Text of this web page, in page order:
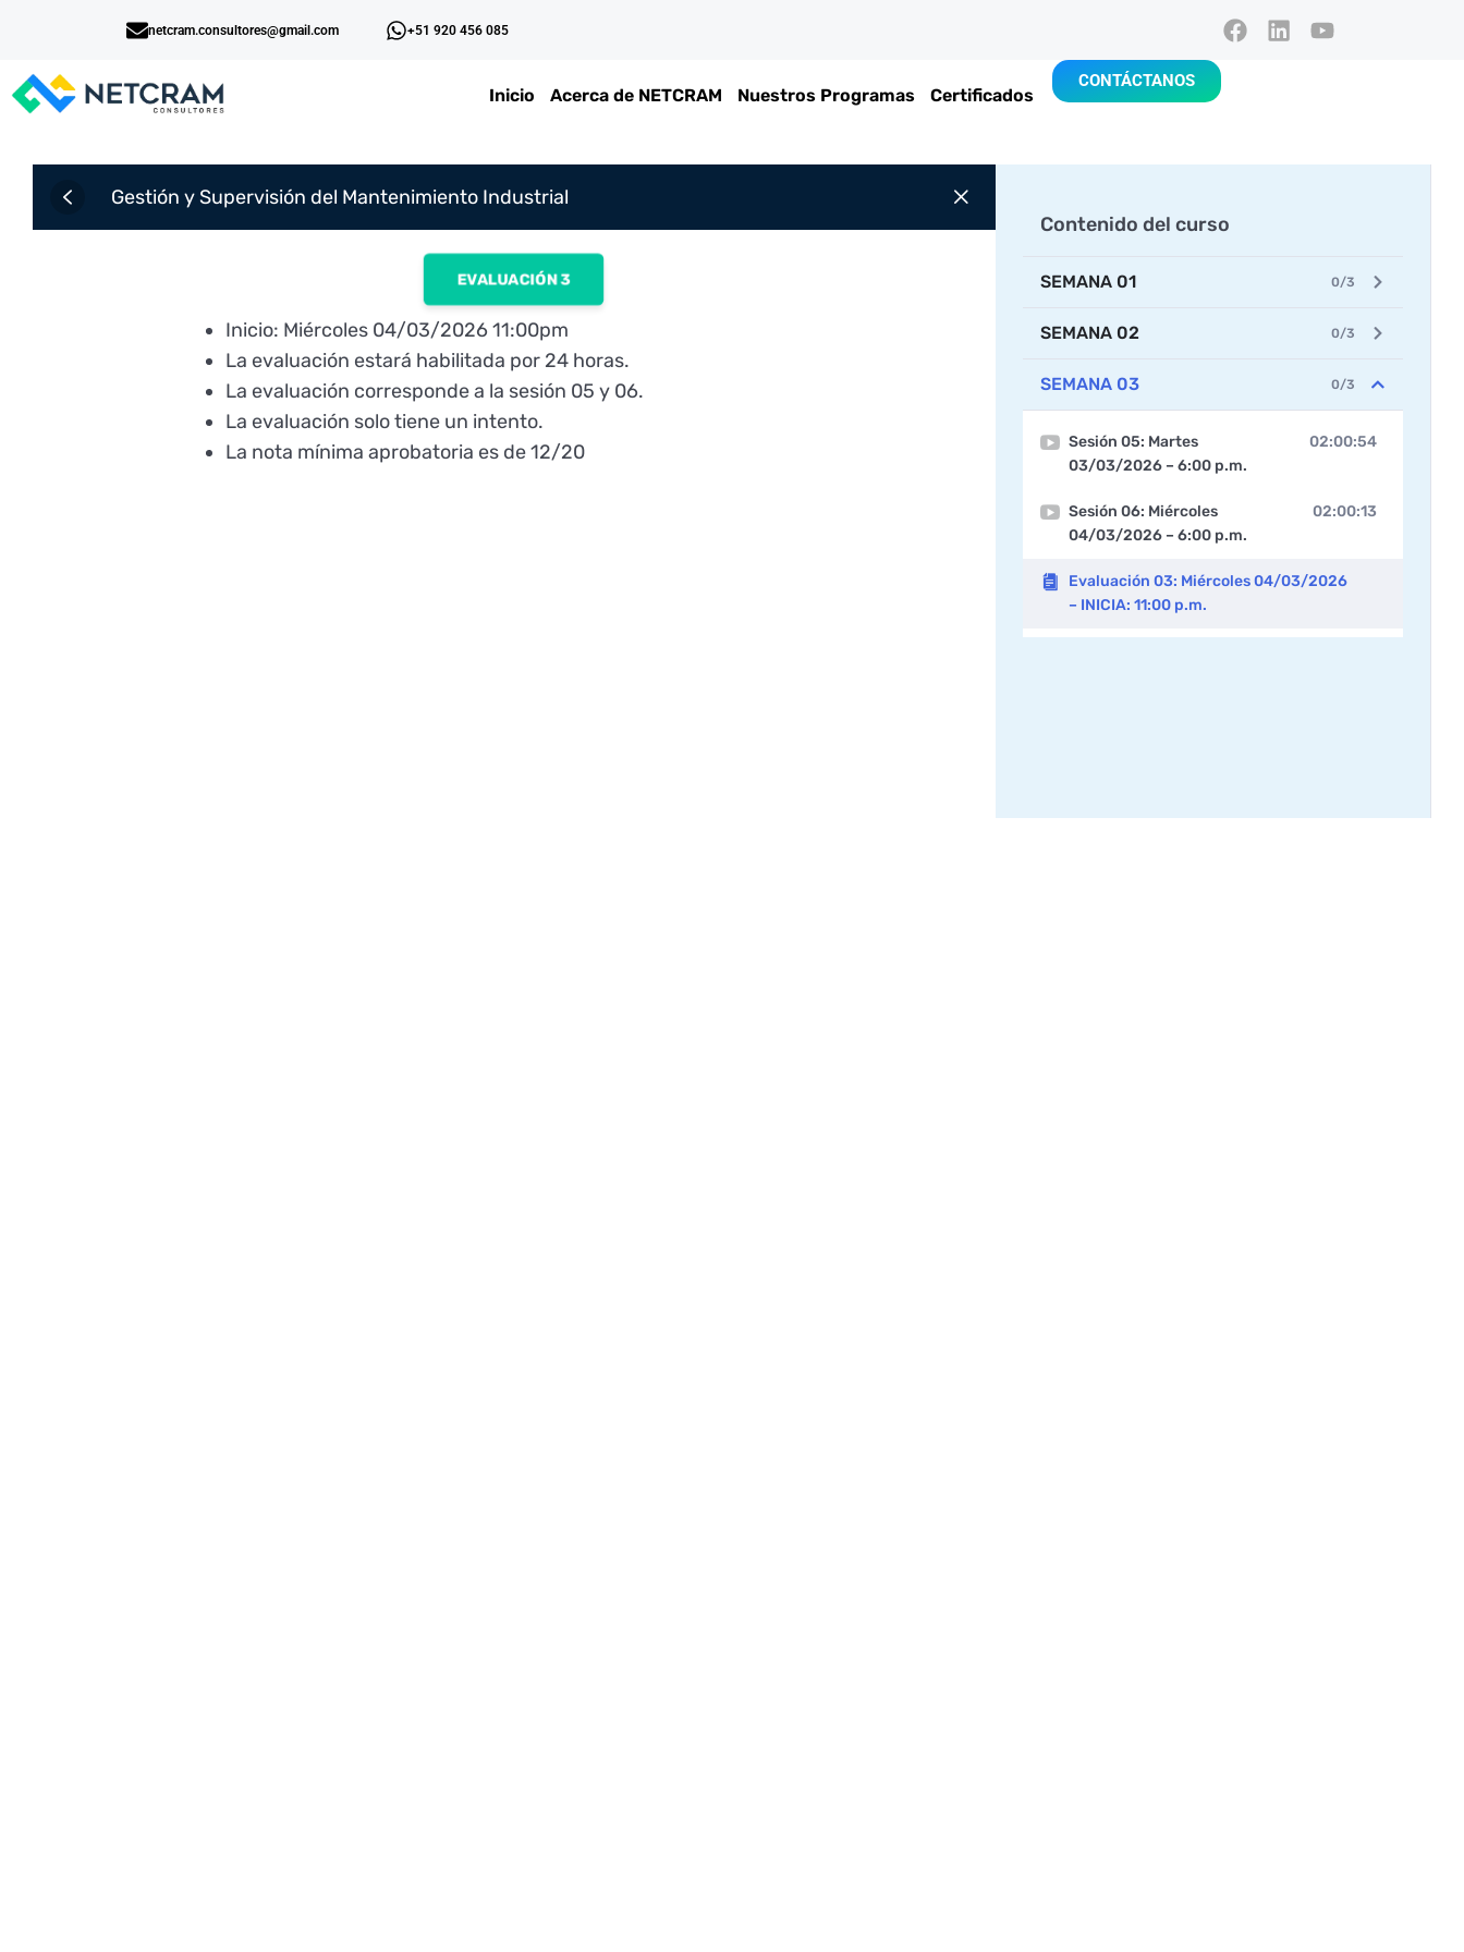
+51 920 456 085
netcram.consultores@gmail.com
Inicio Acerca de NETCRAM Nuestros Programas Certificados
CONTÁCTANOS
Contenido del curso
SEMANA 01 0/3
SEMANA 02 0/3
SEMANA 03 0/3
Sesión 05: Martes
03/03/2026 – 6:00 p.m.
02:00:54
Sesión 06: Miércoles
04/03/2026 – 6:00 p.m.
02:00:13
Evaluación 03: Miércoles 04/03/2026
– INICIA: 11:00 p.m.
Gestión y Supervisión del Mantenimiento Industrial
EVALUACIÓN 3
Inicio: Miércoles 04/03/2026 11:00pm
La evaluación estará habilitada por 24 horas.
La evaluación corresponde a la sesión 05 y 06.
La evaluación solo tiene un intento.
La nota mínima aprobatoria es de 12/20